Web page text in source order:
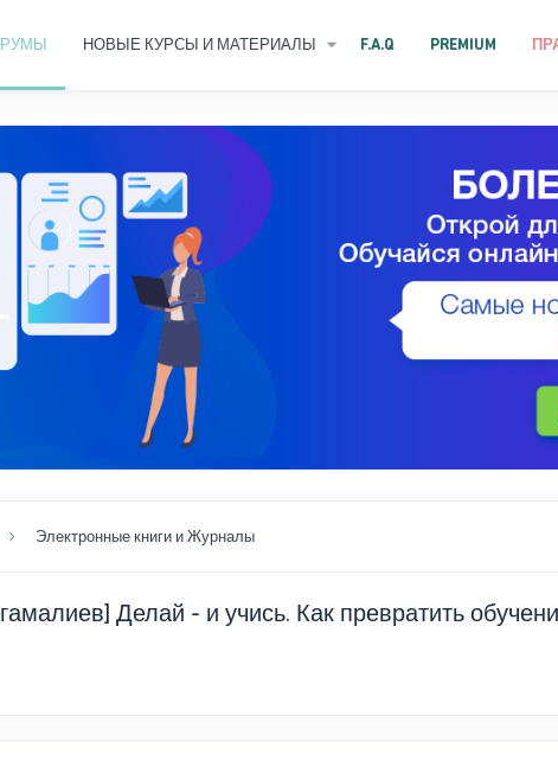
НОВЫЕ КУРСЫ И МАТЕРИАЛЫ F.A.Q PREMIUM
Электронные книги и Журналы
Делай - и учись. Как превратить